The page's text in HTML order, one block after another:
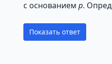
с основанием p.
Показать ответ